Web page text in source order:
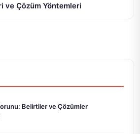
ve Çözüm Yöntemleri
Belirtiler ve Çözümler